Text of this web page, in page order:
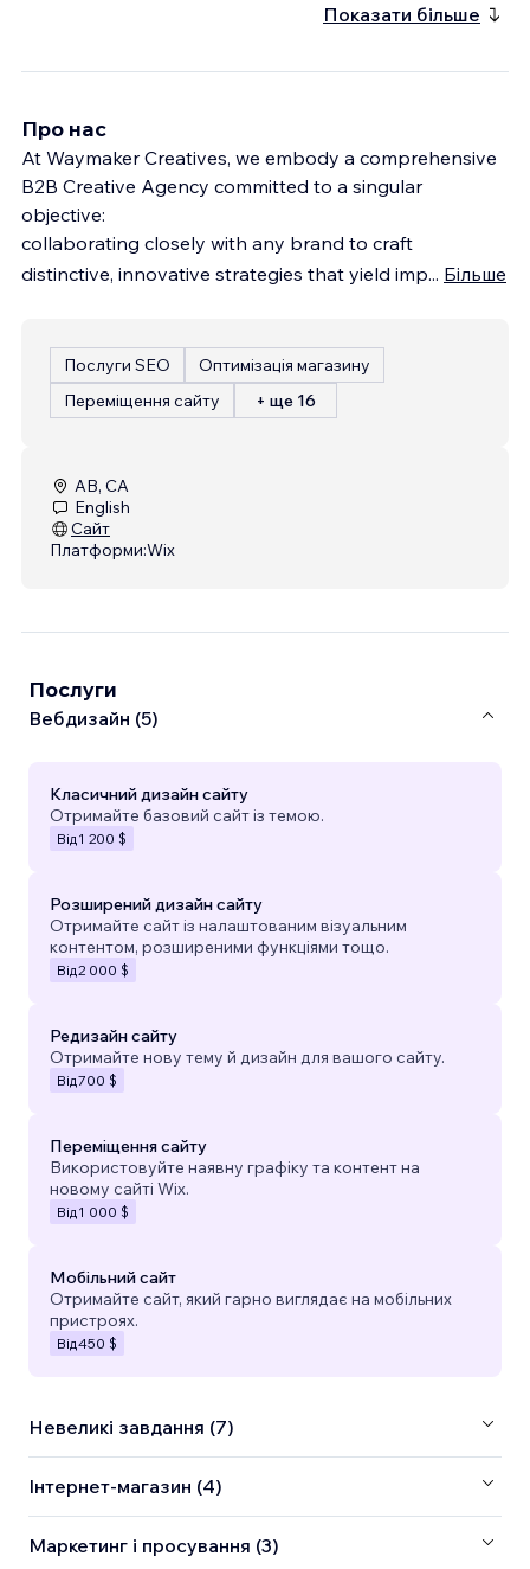
Показати більше
Про нас
At Waymaker Creatives, we embody a comprehensive
B2B Creative Agency committed to a singular
objective:
collaborating closely with any brand to craft
distinctive, innovative strategies that yield imp... Більше
Послуги SEO
Оптимізація магазину
Переміщення сайту
+ ще 16
AB, CA
English
Сайт
Платформи:Wix
Послуги
Вебдизайн (5)
Класичний дизайн сайту
Отримайте базовий сайт із темою.
Від 1 200 $
Розширений дизайн сайту
Отримайте сайт із налаштованим візуальним
контентом, розширеними функціями тощо.
Від2 000 $
Редизайн сайту
Отримайте нову тему й дизайн для вашого сайту.
Від700 $
Переміщення сайту
Використовуйте наявну графіку та контент на
новому сайті Wix.
Від 1 000 $
Мобільний сайт
Отримайте сайт, який гарно виглядає на мобільних
пристроях.
Від450 $
Невеликі завдання (7)
Інтернет-магазин (4)
Маркетинг і просування (3)